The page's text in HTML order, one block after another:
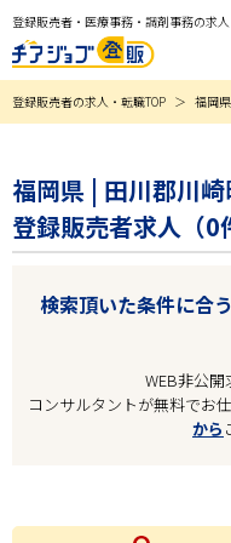
登録販売者・医療事務・調剤事務の求
登録販売者の求人・転職TOP 福岡県
福岡県 | 田川郡川
登録販売者求人（0
検索頂いた条件に合
WEB非公開
コンサルタントが無料でお
から